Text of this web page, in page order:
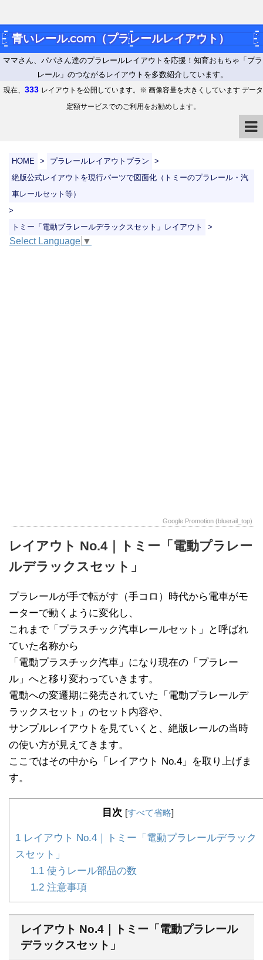
青いレール.com（プラレールレイアウト）
ママさん、パパさん達のプラレールレイアウトを応援！知育おもちゃ「プラ
レール」のつながるレイアウトを多数紹介しています。
現在、 333 レイアウトを公開しています。※ 画像容量を大きくしています データ
定額サービスでのご利用をお勧めします。
HOME > プラレールレイアウトプラン
>
絶版公式レイアウトを現行パーツで図面化（トミーのプラレール・汽
車レールセット等）
>
トミー「電動プラレールデラックスセット」レイアウト
>
Select Language ▼
Google Promotion (bluerail_top)
レイアウト No.4｜トミー「電動プラレー
ルデラックスセット」
プラレールが手で転がす（手コロ）時代から電車がモ
ーターで動くように変化し、
これまで「プラスチック汽車レールセット」と呼ばれ
ていた名称から
「電動プラスチック汽車」になり現在の「プラレー
ル」へと移り変わっていきます。
電動への変遷期に発売されていた「電動プラレールデ
ラックスセット」のセット内容や、
サンプルレイアウトを見ていくと、絶版レールの当時
の使い方が見えてきます。
ここではその中から「レイアウト No.4」を取り上げま
す。
目次 [すべて省略]
1 レイアウト No.4｜トミー「電動プラレールデラック
スセット」
1.1使うレール部品の数
1.2注意事項
レイアウト No.4｜トミー「電動プラレール
デラックスセット」